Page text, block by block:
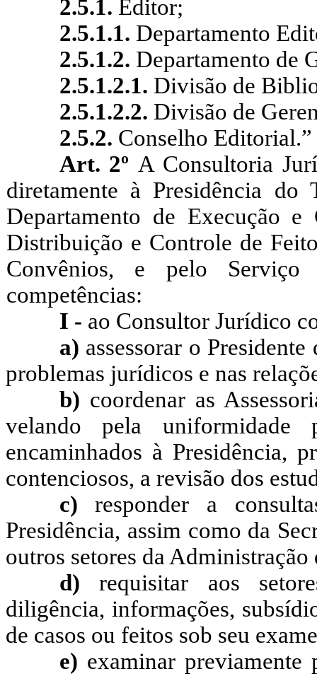
2.5.1. Editor;
2.5.1.1. Departamento
2.5.1.2. Departamento de
2.5.1.2.1. Divisão de
2.5.1.2.2. Divisão de
2.5.2. Conselho
Art. 2º A Consultoria
diretamente à Presidência
Departamento de Execução
Distribuição e Controle de
Convênios, e pelo Serviço
competências:
I - ao Consultor Jurídico
a) assessorar o
problemas jurídicos e nas
b) coordenar as
velando pela uniformidade
encaminhados à Presidência,
contenciosos, a revisão dos
c) responder a
Presidência, assim como da
outros setores da
d) requisitar aos
diligência, informações,
de casos ou feitos sob seu
e) examinar previamente